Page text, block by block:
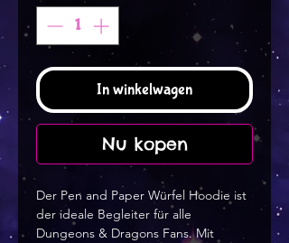
In winkelwagen
Nu kopen
Der Pen and Paper Würfel Hoodie ist
der ideale Begleiter für alle
Dungeons & Dragons Fans. Mit